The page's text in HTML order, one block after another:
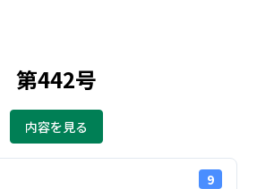
第442号
内容を見る
9